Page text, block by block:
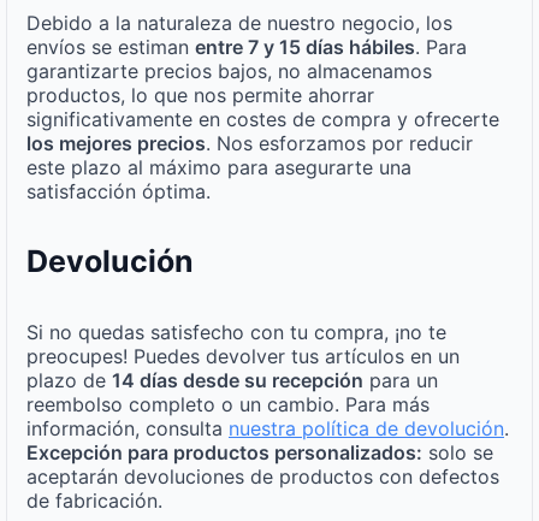
Debido a la naturaleza de nuestro negocio, los
envíos se estiman entre 7 y 15 días hábiles. Para
garantizarte precios bajos, no almacenamos
productos, lo que nos permite ahorrar
significativamente en costes de compra y ofrecerte
los mejores precios. Nos esforzamos por reducir
este plazo al máximo para asegurarte una
satisfacción óptima.
Devolución
Si no quedas satisfecho con tu compra, ¡no te
preocupes! Puedes devolver tus artículos en un
plazo de 14 días desde su recepción para un
reembolso completo o un cambio. Para más
información, consulta nuestra política de devolución.
Excepción para productos personalizados: solo se
aceptarán devoluciones de productos con defectos
de fabricación.